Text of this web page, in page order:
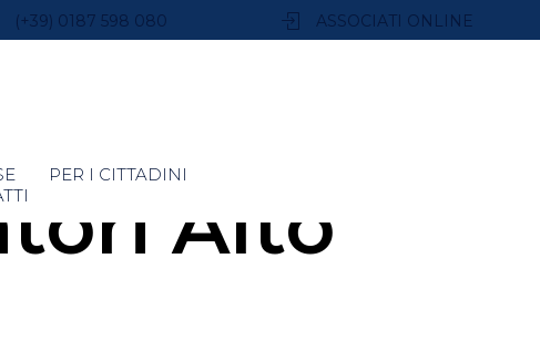
(+39) 0187 598 080 ASSOCIATI ONLINE
PER I CITTADINI
Alto